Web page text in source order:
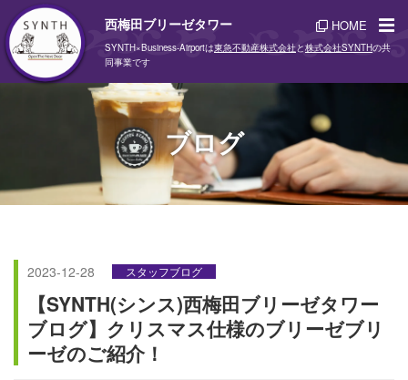
西梅田ブリーゼタワー HOME
SYNTH×Business-Airportは東急不動産株式会社と株式会社SYNTHの共
同事業です
ブログ
2023-12-28 スタッフブログ
【SYNTH(シンス)西梅田ブリーゼタワー
ブログ】クリスマス仕様のブリーゼブリ
ーゼのご紹介！